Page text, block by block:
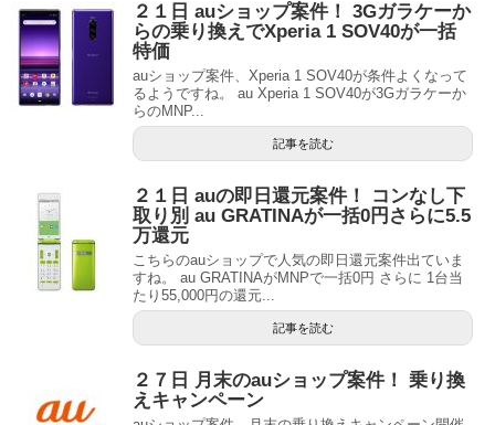
２１日 auショップ案件！ 3Gガラケーか
らの乗り換えでXperia 1 SOV40が一括
特価
auショップ案件、Xperia 1 SOV40が条件よくなって
るようですね。 au Xperia 1 SOV40が3Gガラケーか
らのMNP...
記事を読む
２１日 auの即日還元案件！ コンなし下
取り別 au GRATINAが一括0円さらに5.5
万還元
こちらのauショップで人気の即日還元案件出ていま
すね。 au GRATINAがMNPで一括0円 さらに 1台当
たり55,000円の還元...
記事を読む
２７日 月末のauショップ案件！ 乗り換
えキャンペーン